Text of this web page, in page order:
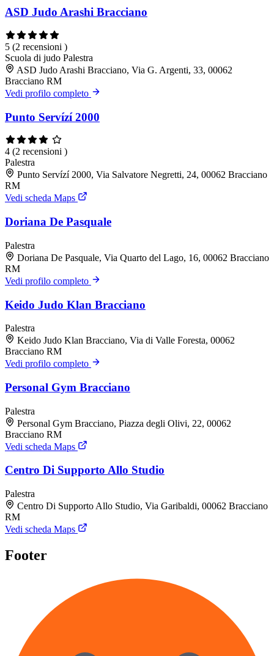
ASD Judo Arashi Bracciano
5 (2 recensioni )
Scuola di judo Palestra
ASD Judo Arashi Bracciano, Via G. Argenti, 33, 00062
Bracciano RM
Vedi profilo completo
Punto Servízí 2000
4 (2 recensioni )
Palestra
Punto Servízí 2000, Via Salvatore Negretti, 24, 00062 Bracciano
RM
Vedi scheda Maps
Doriana De Pasquale
Palestra
Doriana De Pasquale, Via Quarto del Lago, 16, 00062 Bracciano
RM
Vedi profilo completo
Keido Judo Klan Bracciano
Palestra
Keido Judo Klan Bracciano, Via di Valle Foresta, 00062
Bracciano RM
Vedi profilo completo
Personal Gym Bracciano
Palestra
Personal Gym Bracciano, Piazza degli Olivi, 22, 00062
Bracciano RM
Vedi scheda Maps
Centro Di Supporto Allo Studio
Palestra
Centro Di Supporto Allo Studio, Via Garibaldi, 00062 Bracciano
RM
Vedi scheda Maps
Footer